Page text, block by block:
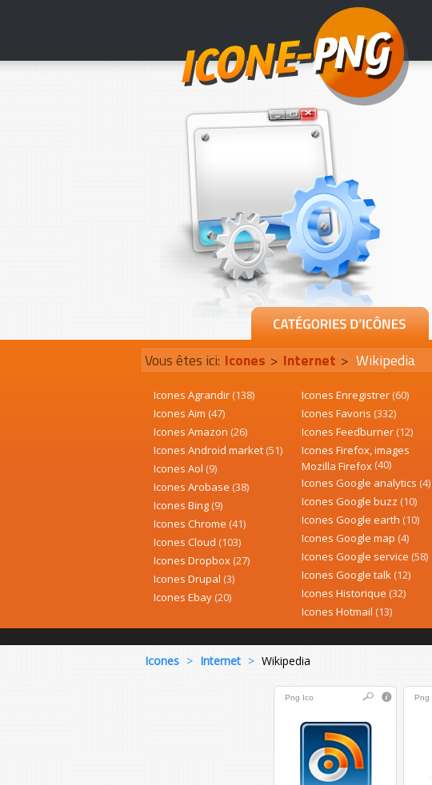
Vous êtes ici: Icones > Internet > Wikipedia
Icones Agrandir(138)
Icones Aim (47)
Icones Amazon (26)
Icones Android market(51)
Icones Aol (9)
Icones Arobase (38)
Icones Bing (9)
Icones Chrome (41)
Icones Cloud (103)
Icones Dropbox (27)
Icones Drupal (3)
Icones Ebay (20)
Icones Enregistrer(60)
Icones Favoris (332)
Icones Feedburner(12)
Icones Firefox, images
Mozilla Firefox (40)
Icones Google analytics (4)
Icones Google buzz (10)
Icones Google earth (10)
Icones Google map (4)
Icones Google service (58)
Icones Google talk (12)
Icones Historique (32)
Icones Hotmail (13)
Icones > Internet > Wikipedia
Png Ico Png